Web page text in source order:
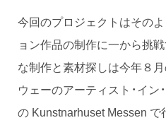
今回のプロジェクトはその
ョン作品の制作に一から挑
な制作と素材探しは今年８
ウェーのアーティスト・イン
の Kunstnarhuset Messen